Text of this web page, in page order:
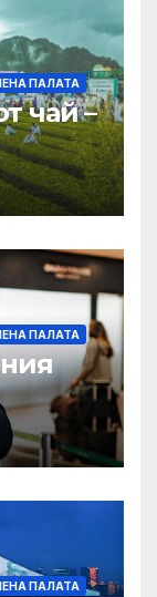
ПАЛАТА
чай –
ПАЛАТА
на
ПАЛАТА